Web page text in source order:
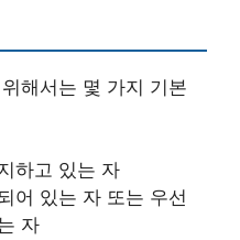
해서는 몇 가지 기본
하고 있는 자
어 있는 자 또는 우선
자